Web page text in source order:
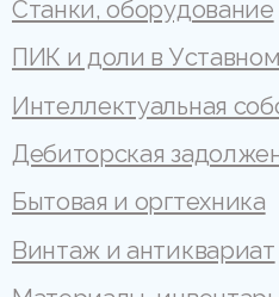
Станки, оборудование
ПИК и доли в
Интеллектуальная
Дебиторская
Бытовая и оргтехника
Винтаж и антиквариат